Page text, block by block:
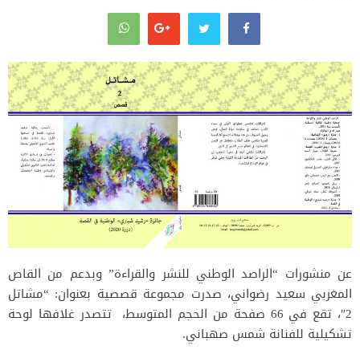
عن منشورات “الراصد الوطني للنشر والقراءة” وبدعم من القاص
المغربي سعيد رضواني، صدرت مجموعة قصصية بعنوان: “مشاتل
2″، تقع في 66 صفحة من الحجم المتوسط، تتصدر غلافها لوحة
تشكيلية للفنانة شمس صهباني.